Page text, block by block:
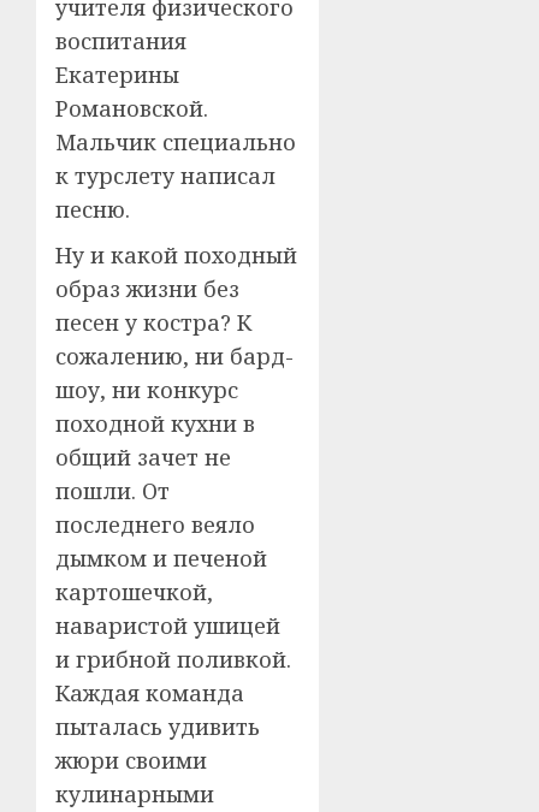
учителя физического
воспитания
Екатерины
Романовской.
Мальчик специально
к турслету написал
песню.
Ну и какой походный
образ жизни без
песен у костра? К
сожалению, ни бард-
шоу, ни конкурс
походной кухни в
общий зачет не
пошли. От
последнего веяло
дымком и печеной
картошечкой,
наваристой ушицей
и грибной поливкой.
Каждая команда
пыталась удивить
жюри своими
кулинарными